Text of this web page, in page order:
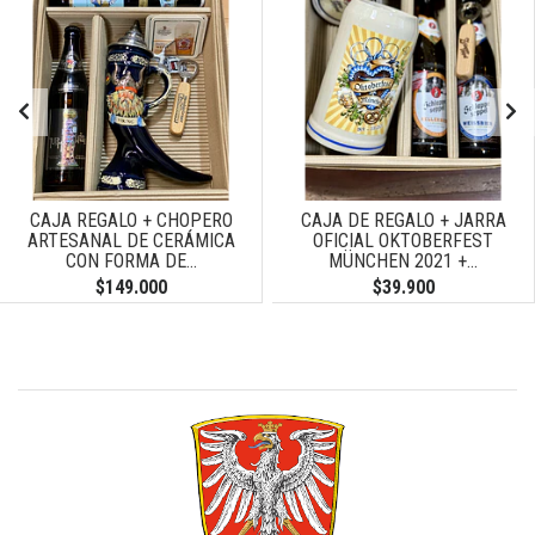
CAJA REGALO + CHOPERO
ARTESANAL DE CERÁMICA
CON FORMA DE...
$149.000
CAJA DE REGALO + JARRA
OFICIAL OKTOBERFEST
MÜNCHEN 2021 +...
$39.900